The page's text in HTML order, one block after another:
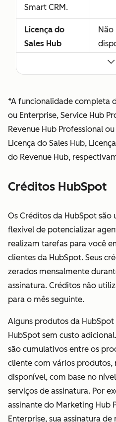
Smart CRM.
Licença do
Sales Hub
Sales Hub
Professional ou
Enterprise,
incluindo
recursos
desenvolvidos
vendedores. A
funcionalidade
da Licença do
Sales Hub
também inclui
acesso à
Licença
Não
Licença do
Service Hub
Concede
acesso
completo ao
Service Hub
Professional ou
Não
*A funcionalidade completa
ou Enterprise, Service Hub
Revenue Hub Professional
Licença do Sales Hub,
do Revenue Hub,
Créditos HubSpot
Os Créditos da HubSpot são
flexível de potencializar
realizam tarefas para você
clientes da HubSpot. Seus
zerados mensalmente
assinatura. Créditos não
para o mês seguinte.
Alguns produtos da
HubSpot sem custo
são cumulativos entre os
cliente com vários
disponível, com base no
serviços de assinatura. Por
assinante do Marketing Hub
Enterprise, sua assinatura